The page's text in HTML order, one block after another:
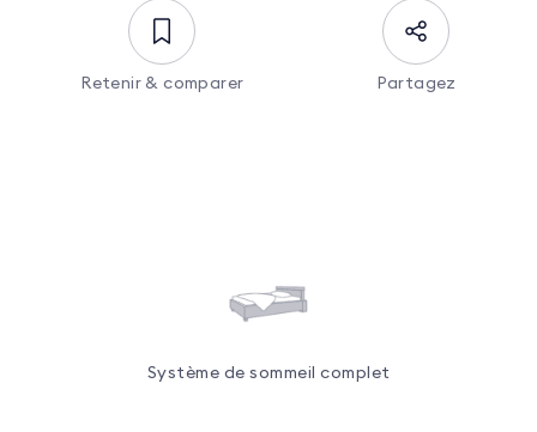
Retenir & comparer Partagez
Système de sommeil complet